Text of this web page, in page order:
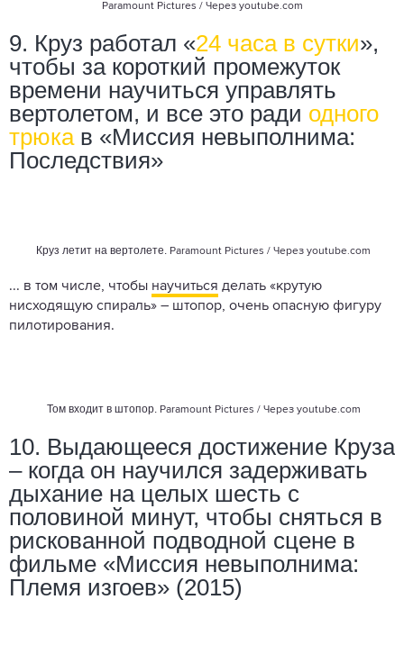
Paramount Pictures / Через youtube.com
9. Круз работал «24 часа в сутки»,
чтобы за короткий промежуток
времени научиться управлять
вертолетом, и все это ради одного
трюкав «Миссия невыполнима:
Последствия»
Круз летит на вертолете. Paramount Pictures / Через youtube.com
... в том числе, чтобы научиться делать «крутую
нисходящую спираль» – штопор, очень опасную фигуру
пилотирования.
Том входит в штопор. Paramount Pictures / Через youtube.com
10. Выдающееся достижение Круза
– когда он научился задерживать
дыхание на целых шесть с
половиной минут, чтобы сняться в
рискованной подводной сцене в
фильме «Миссия невыполнима:
Племя изгоев» (2015)